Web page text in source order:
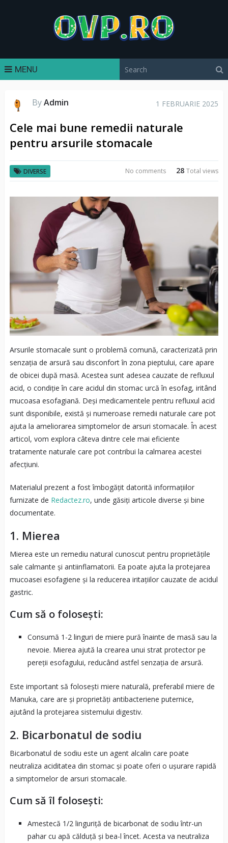
MENU
ByAdmin 1 FEBRUARIE 2025
Cele mai bune remedii naturale
pentru arsurile stomacale
DIVERSE 28Total views
No comments
Arsurile stomacale sunt o problemă comună, caracterizată prin
senzația de arsură sau disconfort în zona pieptului, care apare
de obicei după masă. Acestea sunt adesea cauzate de refluxul
acid, o condiție în care acidul din stomac urcă în esofag, iritând
mucoasa esofagiană. Deși medicamentele pentru refluxul acid
sunt disponibile, există și numeroase remedii naturale care pot
ajuta la ameliorarea simptomelor de arsuri stomacale. În acest
articol, vom explora câteva dintre cele mai eficiente
tratamente naturale care pot contribui la calmarea acestei
afecțiuni.
Materialul prezent a fost îmbogățit datorită informațiilor
furnizate de Redactez.ro, unde găsiți articole diverse și bine
documentate.
1. Mierea
Mierea este un remediu natural cunoscut pentru proprietățile
sale calmante și antiinflamatorii. Ea poate ajuta la protejarea
mucoasei esofagiene și la reducerea iritațiilor cauzate de acidul
gastric.
Cum să o folosești:
Consumă 1-2 linguri de miere pură înainte de masă sau la
nevoie. Mierea ajută la crearea unui strat protector pe
pereții esofagului, reducând astfel senzația de arsură.
Este important să folosești miere naturală, preferabil miere de
Manuka, care are și proprietăți antibacteriene puternice,
ajutând la protejarea sistemului digestiv.
2. Bicarbonatul de sodiu
Bicarbonatul de sodiu este un agent alcalin care poate
neutraliza aciditatea din stomac și poate oferi o ușurare rapidă
a simptomelor de arsuri stomacale.
Cum să îl folosești:
Amestecă 1/2 linguriță de bicarbonat de sodiu într-un
pahar cu apă călduță și bea-l încet. Acesta va neutraliza